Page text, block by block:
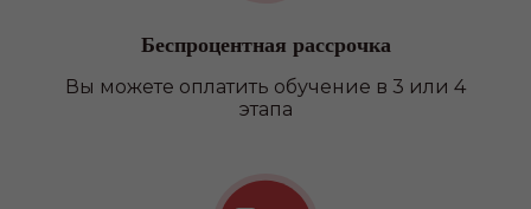
Беспроцентная рассрочка
Вы можете оплатить обучение в 3 или 4
этапа